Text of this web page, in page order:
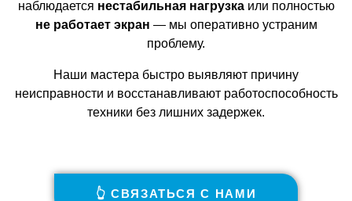
наблюдается нестабильная нагрузкаили полностью
не работает экран — мы оперативно устраним
проблему.
Наши мастера быстро выявляют причину
неисправности и восстанавливают работоспособность
техники без лишних задержек.
👆 СВЯЗАТЬСЯ С НАМИ